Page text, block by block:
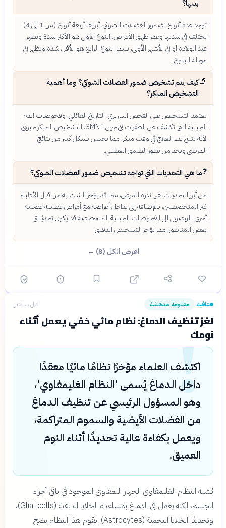
بينها؟
توجد عدة أنواع لضمور العضلات الشوكي، أبرزها أربعة أنواع (من 1 إلى 4)
تختلف في شدتها وعمر ظهور الأعراض. النوع الأول هو الأكثر شدة ويظهر
عند الولادة أو في الأشهر الأولى، بينما النوع الرابع هو الأقل شدة ويظهر في
مرحلة البلوغ.
🔬كيف يتم تشخيص ضمور العضلات الشوكي؟ وما أهمية
التشخيص المبكر؟
يعتمد التشخيص على الفحص السريري، التاريخ العائلي، وفحوصات الدم
الجينية التي تكشف عن الطفرات في جين SMN1. التشخيص المبكر حيوي
لأنه يتيح بدء العلاج في وقت مبكر، مما يحسن بشكل كبير من نتائج
المرضى ويحد من تطور الضمور العضلي.
❓ما هي التحديات التي تواجه تشخيص ضمور العضلات الشوكي؟
من أبرز التحديات هي ندرة المرض، مما قد يؤخر الشك به من قبل الأطباء
غير المتخصصين، بالإضافة إلى تداخل أعراضه مع أمراض عصبية عضلية
أخرى. الوصول إلى الفحوصات الجينية المتخصصة قد يكون تحديًا في
بعض المناطق، مما يؤخر التشخيص الدقيق.
اعرض الكل (8) ←
عافية› معلومة مدهشة قبل ساعتين
لغز تنظيف الدماغ: نظام مائي خفي يعمل أثناء
نومك!
اكتشف العلماء مؤخرًا نظامًا مائيًا معقدًا
داخل الدماغ يُسمى 'النظام الغليمفاوي'،
وهو المسؤول الرئيسي عن تنظيف الدماغ
من الفضلات الأيضية والسموم المتراكمة،
ويعمل بكفاءة عالية تحديدًا أثناء النوم
العميق.
يُشبه النظام الغليمفاوي الجهاز اللمفاوي الموجود في باقي أجزاء
الجسم، لكنه يعمل في الدماغ بمساعدة الخلايا الدبقية (Glial cells)،
وتحديدًا الخلايا النجمية (Astrocytes). يقوم هذا النظام بضخ